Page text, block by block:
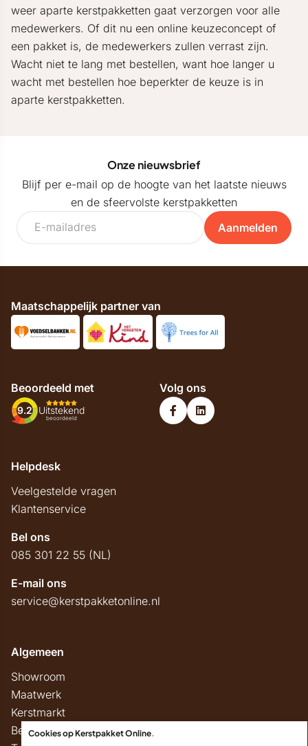
weer aparte kerstpakketten gaat verzorgen voor alle
medewerkers. Of dit nu een online keuzeconcept of
een pakket is, de medewerkers zullen verrast zijn.
Wacht niet te lang met bestellen, want hoe langer u
wacht met bestellen hoe beperkter de keuze is in
aparte kerstpakketten.
Onze nieuwsbrief
Blijf per e-mail op de hoogte van het laatste nieuws
en de sfeervolste kerstpakketten
Aanmelden
Maatschappelijk partner van
Beoordeeld met
9.2 Uitstekend
beoordeeld
Volg ons
Helpdesk
Veelgestelde vragen
Klantenservice
Bel ons
085 301 22 55 (NL)
E-mail ons
service@kerstpakketonline.nl
Algemeen
Showroom
Maatwerk
Kerstmarkt
Belastingregels
Cookies op Kerstpakket Online.